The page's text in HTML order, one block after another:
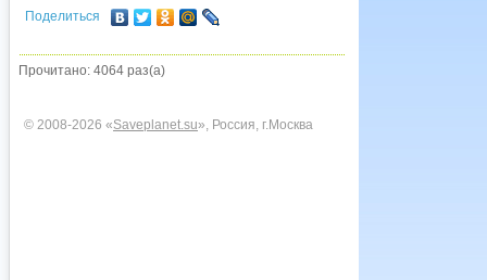
Поделиться
Прочитано: 4064 раз(а)
© 2008-2026 «Saveplanet.su», Россия, г.Москва